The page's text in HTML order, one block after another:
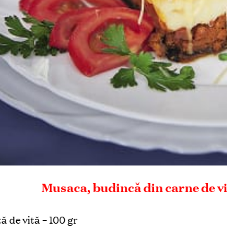
Musaca, budincă din carne de
de vită – 100 gr